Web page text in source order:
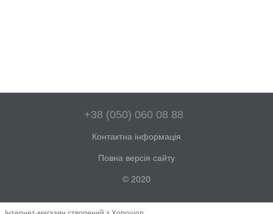
+38 (050) 060 08 88
Контактна інформація
Повна версія сайту
© 2020